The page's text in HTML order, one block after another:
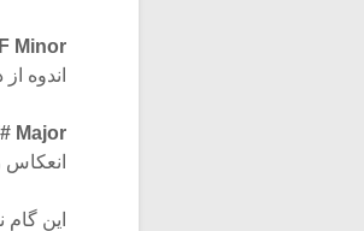
F Minor :
اندوه
Major :
این